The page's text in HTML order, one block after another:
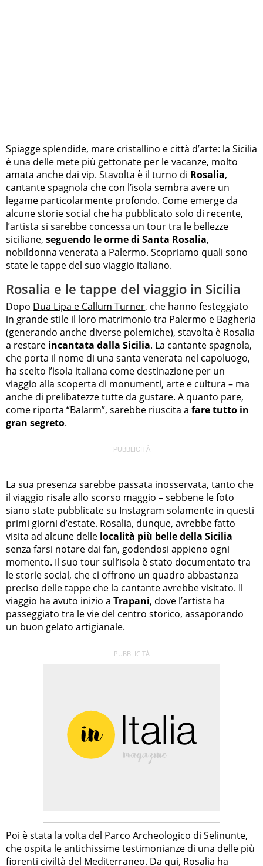
Spiagge splendide, mare cristallino e città d’arte: la Sicilia
è una delle mete più gettonate per le vacanze, molto
amata anche dai vip. Stavolta è il turno di Rosalia,
cantante spagnola che con l’isola sembra avere un
legame particolarmente profondo. Come emerge da
alcune storie social che ha pubblicato solo di recente,
l’artista si sarebbe concessa un tour tra le bellezze
siciliane, seguendo le orme di Santa Rosalia,
nobildonna venerata a Palermo. Scopriamo quali sono
state le tappe del suo viaggio italiano.
Rosalia e le tappe del viaggio in Sicilia
Dopo Dua Lipa e Callum Turner, che hanno festeggiato
in grande stile il loro matrimonio tra Palermo e Bagheria
(generando anche diverse polemiche), stavolta è Rosalia
a restare incantata dalla Sicilia. La cantante spagnola,
che porta il nome di una santa venerata nel capoluogo,
ha scelto l’isola italiana come destinazione per un
viaggio alla scoperta di monumenti, arte e cultura – ma
anche di prelibatezze tutte da gustare. A quanto pare,
come riporta “Balarm”, sarebbe riuscita a fare tutto in
gran segreto.
La sua presenza sarebbe passata inosservata, tanto che
il viaggio risale allo scorso maggio – sebbene le foto
siano state pubblicate su Instagram solamente in questi
primi giorni d’estate. Rosalia, dunque, avrebbe fatto
visita ad alcune delle località più belle della Sicilia
senza farsi notare dai fan, godendosi appieno ogni
momento. Il suo tour sull’isola è stato documentato tra
le storie social, che ci offrono un quadro abbastanza
preciso delle tappe che la cantante avrebbe visitato. Il
viaggio ha avuto inizio a Trapani, dove l’artista ha
passeggiato tra le vie del centro storico, assaporando
un buon gelato artigianale.
Poi è stata la volta del Parco Archeologico di Selinunte,
che ospita le antichissime testimonianze di una delle più
fiorenti civiltà del Mediterraneo. Da qui, Rosalia ha